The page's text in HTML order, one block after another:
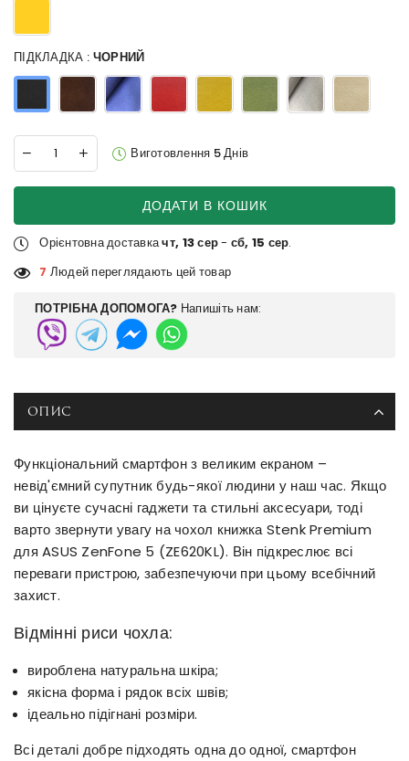
ПІДКЛАДКА : ЧОРНИЙ
Виготовлення 5 Днів
ДОДАТИ В КОШИК
Орієнтовна доставкачт, 13 сер- сб, 15 сер.
7 Людей переглядають цей товар
ПОТРІБНА ДОПОМОГА? Напишіть нам:
ОПИС
Функціональний смартфон з великим екраном –
невід'ємний супутник будь-якої людини у наш час. Якщо
ви цінуєте сучасні гаджети та стильні аксесуари, тоді
варто звернути увагу на чохол книжка Stenk Premium
для ASUS ZenFone 5 (ZE620KL). Він підкреслює всі
переваги пристрою, забезпечуючи при цьому всебічний
захист.
Відмінні риси чохла:
вироблена натуральна шкіра;
якісна форма і рядок всіх швів;
ідеально підігнані розміри.
Всі деталі добре підходять одна до одної, смартфон